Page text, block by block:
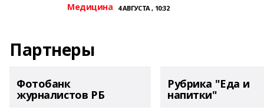
Медицина 4 АВГУСТА , 10:32
Партнеры
Фотобанк
журналистов РБ
Рубрика "Еда и
напитки"